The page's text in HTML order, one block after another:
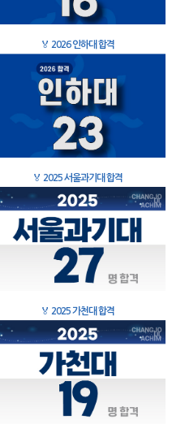
🏅 2026 인하대 합격
🏅 2025 서울과기대 합격
🏅 2025 가천대 합격